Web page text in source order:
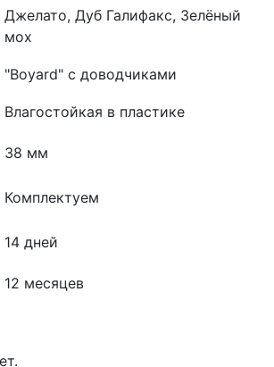
Джелато, Дуб Галифакс, Зелёный
мох
"Boyard" с доводчиками
Влагостойкая в пластике
38 мм
Комплектуем
14 дней
12 месяцев